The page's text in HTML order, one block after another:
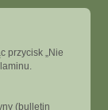
przycisk „Nie
(bulletin